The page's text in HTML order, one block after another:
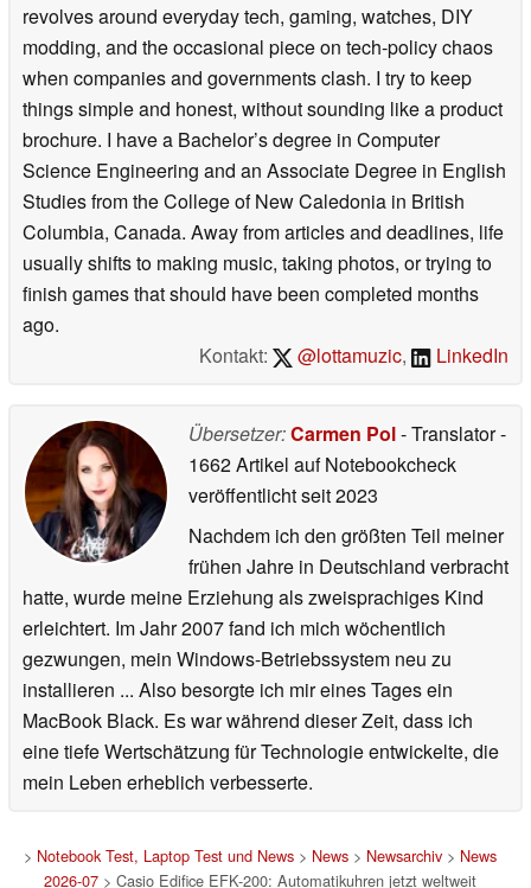
revolves around everyday tech, gaming, watches, DIY
modding, and the occasional piece on tech-policy chaos
when companies and governments clash. I try to keep
things simple and honest, without sounding like a product
brochure. I have a Bachelor’s degree in Computer
Science Engineering and an Associate Degree in English
Studies from the College of New Caledonia in British
Columbia, Canada. Away from articles and deadlines, life
usually shifts to making music, taking photos, or trying to
finish games that should have been completed months
ago.
Kontakt:
@lottamuzic, LinkedIn
Übersetzer:Carmen Pol- Translator-
1662 Artikel auf Notebookcheck
veröffentlichtseit 2023
Nachdem ich den größten Teil meiner
frühen Jahre in Deutschland verbracht
hatte, wurde meine Erziehung als zweisprachiges Kind
erleichtert. Im Jahr 2007 fand ich mich wöchentlich
gezwungen, mein Windows-Betriebssystem neu zu
installieren ... Also besorgte ich mir eines Tages ein
MacBook Black. Es war während dieser Zeit, dass ich
eine tiefe Wertschätzung für Technologie entwickelte, die
mein Leben erheblich verbesserte.
> Notebook Test, Laptop Test und News> News> Newsarchiv> News
2026-07> Casio Edifice EFK-200: Automatikuhren jetzt weltweit